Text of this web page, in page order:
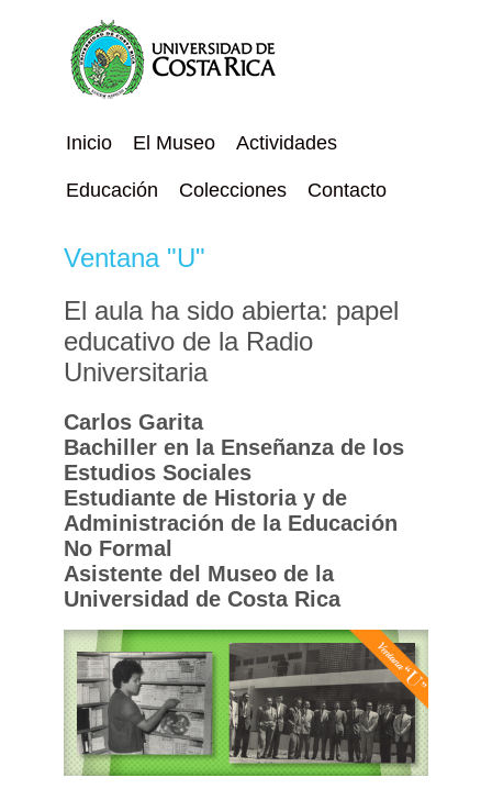
Inicio El Museo Actividades
Educación Colecciones Contacto
Ventana "U"
El aula ha sido abierta: papel
educativo de la Radio
Universitaria
Carlos Garita
Bachiller en la Enseñanza de los
Estudios Sociales
Estudiante de Historia y de
Administración de la Educación
No Formal
Asistente del Museo de la
Universidad de Costa Rica